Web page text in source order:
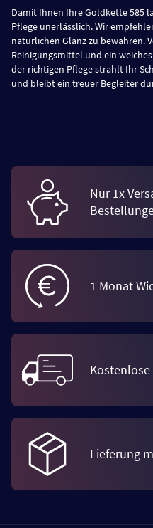
Damit Ihnen Ihre Goldkette 585
Pflege unerlässlich. Wir
natürlichen Glanz zu bewahren.
Reinigungsmittel und ein
der richtigen Pflege strahlt Ihr
und bleibt ein treuer Begleiter
Nur 1x
1 Monat
Lieferung